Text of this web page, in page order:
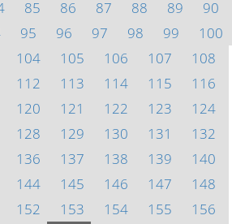
85 86 87 88 89
90
95 96 97 98 99
100
104 105 106 107
108
112 113 114 115
116
120 121 122 123
124
128 129 130 131
132
136 137 138 139
140
144 145 146 147
148
152 153 154 155
156